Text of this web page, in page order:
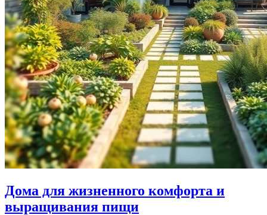
Дома для жизненного комфорта и
выращивания пищи